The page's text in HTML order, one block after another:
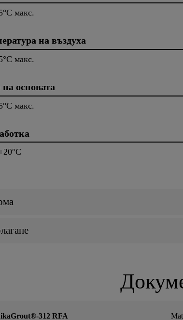
макс.
на въздуха
макс.
основата
макс.
312 RFA